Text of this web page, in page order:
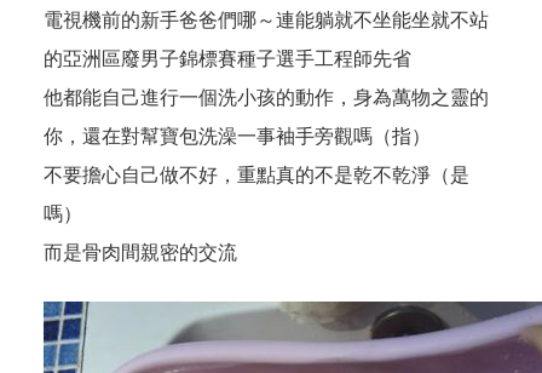
電視機前的新手爸爸們哪～連能躺就不坐能坐就不站
的亞洲區廢男子錦標賽種子選手工程師先省
他都能自己進行一個洗小孩的動作，身為萬物之靈的
你，還在對幫寶包洗澡一事袖手旁觀嗎（指）
不要擔心自己做不好，重點真的不是乾不乾淨（是
嗎）
而是骨肉間親密的交流